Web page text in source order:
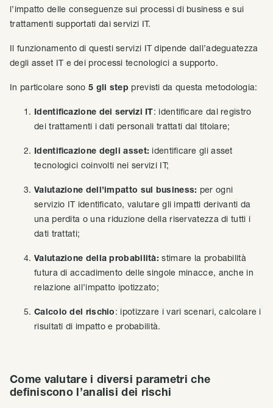
l’impatto delle conseguenze sui processi di business e sui
trattamenti supportati dai servizi IT.
Il funzionamento di questi servizi IT dipende dall’adeguatezza
degli asset IT e dei processi tecnologici a supporto.
In particolare sono 5 gli step previsti da questa metodologia:
Identificazione dei servizi IT: identificare dal registro
dei trattamenti i dati personali trattati dal titolare;
Identificazione degli asset: identificare gli asset
tecnologici coinvolti nei servizi IT;
Valutazione dell’impatto sul business: per ogni
servizio IT identificato, valutare gli impatti derivanti da
una perdita o una riduzione della riservatezza di tutti i
dati trattati;
Valutazione della probabilità:stimare la probabilità
futura di accadimento delle singole minacce, anche in
relazione all’impatto ipotizzato;
Calcolo del rischio: ipotizzare i vari scenari, calcolare i
risultati di impatto e probabilità.
Come valutare i diversi parametri che
definiscono l’analisi dei rischi